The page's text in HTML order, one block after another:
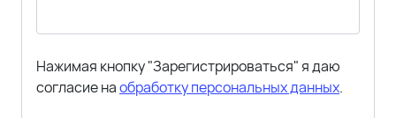
Нажимая кнопку "Зарегистрироваться" я даю
согласие наобработку персональных данных.